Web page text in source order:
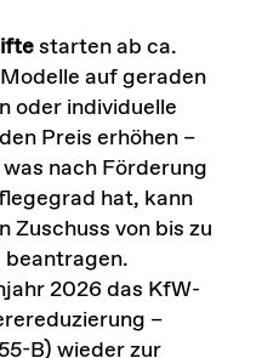
starten ab ca.
auf geraden
oder individuelle
Preis erhöhen –
nach Förderung
hat, kann
Zuschuss von bis zu
beantragen.
2026 das KfW-
–
B) wieder zur